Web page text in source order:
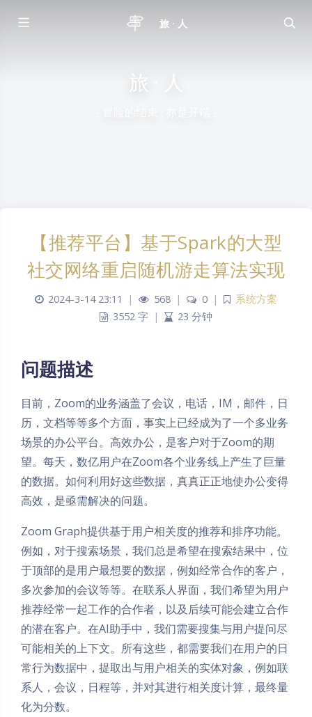
旅 · 人
旅 · 人
【推荐平台】基于Spark的大型
社交网络重启随机游走算法实现
2024-3-14 23:11 | 568 | 0 |
系统方案
3552 字 | 23 分钟
问题描述
目前，Zoom的业务涵盖了会议，电话，IM，邮件，日
历，文档等等多个方面，事实上已经成为了一个多业务
场景的办公平台。高效办公，是客户对于Zoom的期
望。每天，数亿用户在Zoom各个业务线上产生了巨量
的数据。如何利用好这些数据，真真正正地使办公变得
高效，是亟需解决的问题。
Zoom Graph提供基于用户相关度的推荐和排序功能。
例如，对于搜索场景，我们总是希望在搜索结果中，位
于顶部的是用户最想要的数据，例如经常合作的客户，
多次参加的会议等等。在联系人界面，我们希望为用户
推荐经常一起工作的合作者，以及后续可能会建立合作
的潜在客户。在AI助手中，我们需要搜集与用户提问尽
可能相关的上下文。所有这些，都需要我们在用户的日
常行为数据中，提取出与用户相关的实体对象，例如联
系人，会议，日程等，并对其进行相关度计算，最终量
化为分数。